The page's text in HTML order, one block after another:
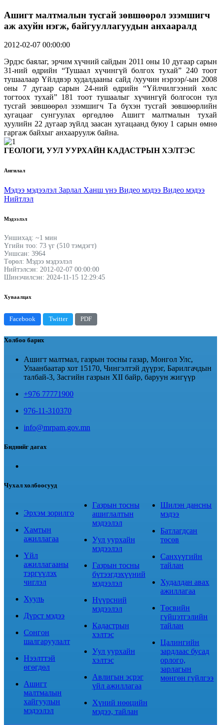
Ашигт малтмалын тусгай зөвшөөрөл эзэмшигч
аж ахуйн нэгж, байгууллагуудын анхааралд
2012-02-07 00:00:00
Эрдэс баялаг, эрчим хүчний сайдын 2011 оны 10 дугаар сарын
31-ний өдрийн “Тушаал хүчингүй болгох тухай” 240 тоот
тушаалаар Үйлдвэр худалдааны сайд /хуучин нэрээр/-ын 2008
оны 7 дугаар сарын 24-ний өдрийн “Үйлчилгээний хөлс
тогтоох тухай” 181 тоот тушаалыг хүчингүй болгосон тул
тусгай зөвшөөрөл эзэмшигч Та бүхэн тусгай зөвшөөрлийн
хугацааг сунгуулах өргөдлөө Ашигт малтмалын тухай
хуулийн 22 дугаар зүйлд заасан хугацаанд буюу 1 сарын өмнө
гаргаж байхыг анхааруулж байна.
ГЕОЛОГИ, УУЛ УУРХАЙН КАДАСТРЫН ХЭЛТЭС
Ангилал
Мэдээ мэдээлэл Зарлал Ханш үнэ Видео мэдээ Видео мэдээ
Нийтлэл
Мэдээлэл
Уншихад: ~1 мин
Үгийн тоо: 73 үг (510 тэмдэгт)
Уншсан: 3964
Төрөл: Мэдээ мэдээлэл
Нийтэлсэн: 2012-02-07 00:00:00
Шинэчилсэн: 2024-11-15 12:29:45
Хуваалцах
Facebook Twitter PDF
Холбоо барих
Ашигт малтмал, газрын тосны газар, Монгол Улс,
Улаанбаатар хот 15170, Чингэлтэй дүүрэг, Барилгачдын
талбай-3, Засгийн газрын XII байр, баруун жигүүр
+976 77771900
976-11-310370
info@mrpam.gov.mn
Биднийг дагах
Чухал холбоосууд
Эрхэм зорилго
Хамтын
ажиллагаа
Үйл
ажиллагааны
тэргүүлэх
чиглэл
Хууль
Дүрст мэдээ
Сонгон
шалгаруулалт
Нээлттэй
өгөгдөл
Ашигт
малтмалын
хайгуулын
мэдээлэл
Газрын тосны
ашиглалтын
мэдээлэл
Уул уурхайн
мэдээлэл
Газрын тосны
бүтээгдэхүүний
мэдээлэл
Нүүрсний
мэдээлэл
Кадастрын
хэлтэс
Уул уурхайн
хэлтэс
Авлигын эсрэг
үйл ажиллагаа
Хүний нөөцийн
мэдээ, тайлан
Шилэн дансны
мэдээ
Батлагдсан
төсөв
Санхүүгийн
тайлан
Худалдан авах
ажиллагаа
Төсвийн
гүйцэтгэлийн
тайлан
Цалингийн
зардлаас бусад
орлого,
зарлагын
мөнгөн гүйлгээ